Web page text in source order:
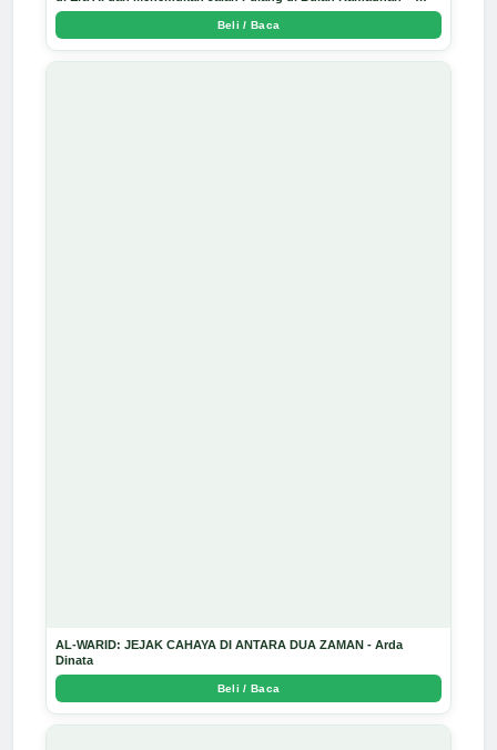
Arda Dinata
Beli / Baca
AL-WARID: JEJAK CAHAYA DI ANTARA DUA ZAMAN - Arda
Dinata
Beli / Baca